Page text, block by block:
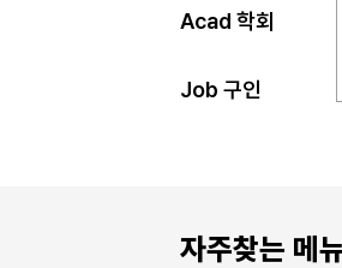
Acad 학회
Job 구인
자주찾는 메